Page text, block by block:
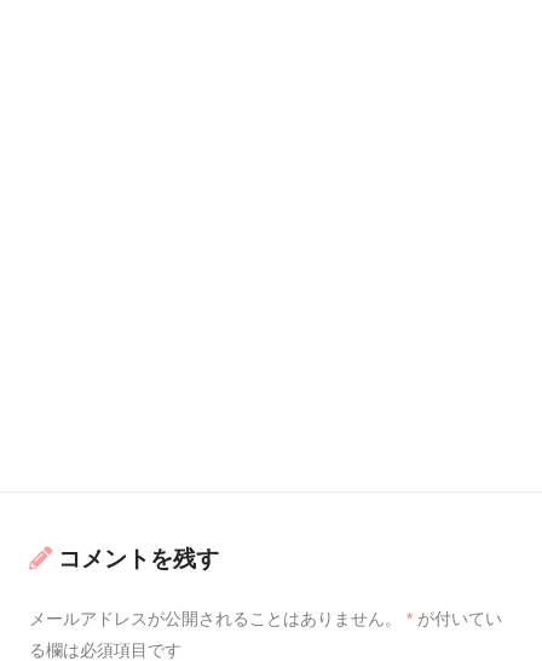
コメントを残す
メールアドレスが公開されることはありません。 * が付いてい
る欄は必須項目です